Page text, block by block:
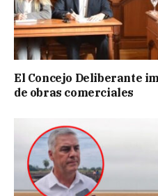
El Concejo Deliberante
de obras comerciales